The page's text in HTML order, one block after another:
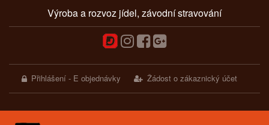
Výroba a rozvoz jídel, závodní stravování
Přihlášení - E objednávky Žádost o zákaznický účet